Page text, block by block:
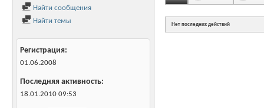
Найти сообщения
Найти темы
Регистрация
01.06.2008
Последняя активность
18.01.2010 09:53
Нет последних действий